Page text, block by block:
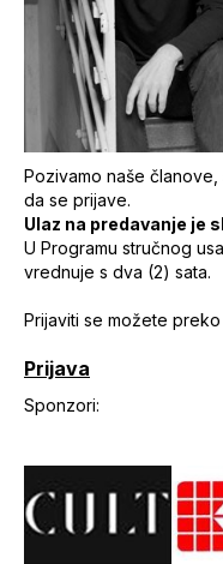
Pozivamo naše
da se prijave.
Ulaz na predavanje je
U Programu stručnog
vrednuje s dva (2) sata.
Prijaviti se možete
Prijava
Sponzori: